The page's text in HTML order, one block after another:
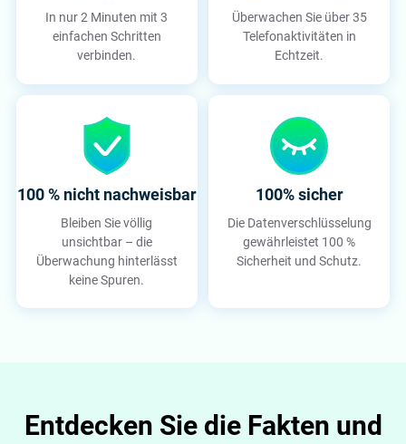
In nur 2 Minuten mit 3
einfachen Schritten
verbinden.
Überwachen Sie über 35
Telefonaktivitäten in
Echtzeit.
100 % nicht nachweisbar
Bleiben Sie völlig
unsichtbar – die
Überwachung hinterlässt
keine Spuren.
100% sicher
Die Datenverschlüsselung
gewährleistet 100 %
Sicherheit und Schutz.
Entdecken Sie die Fakten und